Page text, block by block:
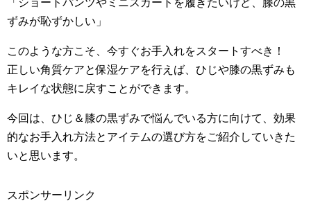
「ショートパンツやミニスカートを履きたいけど、膝の黒
ずみが恥ずかしい」
このような方こそ、今すぐお手入れをスタートすべき！
正しい角質ケアと保湿ケアを行えば、ひじや膝の黒ずみも
キレイな状態に戻すことができます。
今回は、ひじ＆膝の黒ずみで悩んでいる方に向けて、効果
的なお手入れ方法とアイテムの選び方をご紹介していきた
いと思います。
スポンサーリンク